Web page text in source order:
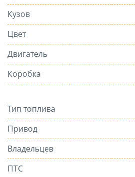
Кузов
Цвет
Двигатель
Коробка
Тип топлива
Привод
Владельцев
ПТС